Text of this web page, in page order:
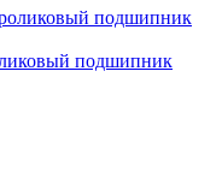
подшипник